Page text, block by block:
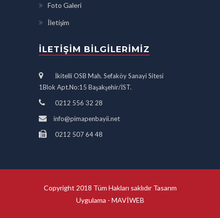
Foto Galeri
İletişim
İLETIŞIM BILGILERIMIZ
İkitelli OSB Mah. Sefaköy Sanayi Sitesi
1Blok Apt.No:15 Başakşehir/İST.
0212 556 32 28
info@pimapenbayii.net
0212 507 64 48
Copyright 2018 Tüm Hakları saklıdır Tasarım
Uygulama - MAVİWEB